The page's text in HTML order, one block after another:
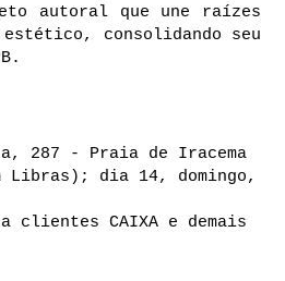
autoral que une raízes
consolidando seu
287 - Praia de Iracema
Libras); dia 14, domingo,
clientes CAIXA e demais